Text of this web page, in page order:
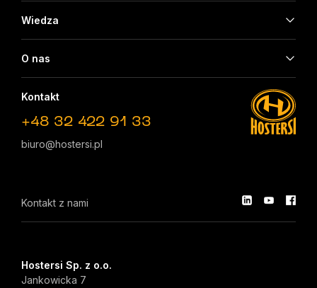
Wiedza
O nas
Kontakt
+48 32 422 91 33
biuro@hostersi.pl
Kontakt z nami
Hostersi Sp. z o.o.
Jankowicka 7